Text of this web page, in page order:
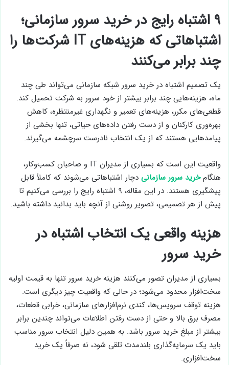
۹ اشتباه رایج در خرید سرور سازمانی؛
اشتباهاتی که هزینه‌های IT شرکت‌ها را
چند برابر می‌کنند
یک تصمیم اشتباه در خرید سرور شبکه سازمانی می‌تواند طی چند
ماه، هزینه‌هایی چند برابر بیشتر از خود سرور به شرکت تحمیل کند.
قطعی‌های مکرر، هزینه‌های تعمیر و نگهداری غیرمنتظره، کاهش
بهره‌وری کارکنان و از دست رفتن داده‌های حیاتی، تنها بخشی از
پیامدهایی هستند که از یک انتخاب نادرست سرچشمه می‌گیرند.
واقعیت این است که بسیاری از مدیران IT و صاحبان کسب‌وکار،
هنگامخرید سرور سازمانی دچار اشتباهاتی می‌شوند که کاملاً قابل
پیشگیری هستند. در این مقاله، ۹ اشتباه رایج را بررسی می‌کنیم تا
پیش از هر تصمیمی، تصویر روشنی از آنچه باید بدانید داشته باشید.
هزینه واقعی یک انتخاب اشتباه در
خرید سرور
بسیاری از مدیران تصور می‌کنند هزینه خرید سرور تنها به قیمت اولیه
سخت‌افزار محدود می‌شود؛ در حالی که واقعیت چیز دیگری است.
هزینه توقف سرویس‌ها، کندی نرم‌افزارهای سازمانی، خرابی قطعات،
مصرف برق بالا و حتی از دست رفتن اطلاعات می‌تواند چندین برابر
بیشتر از مبلغ خرید سرور باشد. به همین دلیل انتخاب سرور مناسب
باید یک سرمایه‌گذاری بلندمدت تلقی شود، نه صرفاً یک خرید
سخت‌افزاری.